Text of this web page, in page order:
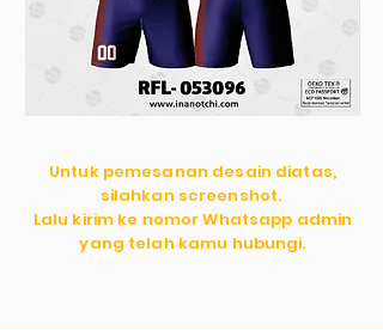
Untuk pemesanan desain diatas,
silahkan screenshot.
Lalu kirim ke nomor Whatsapp admin
yang telah kamu hubungi.